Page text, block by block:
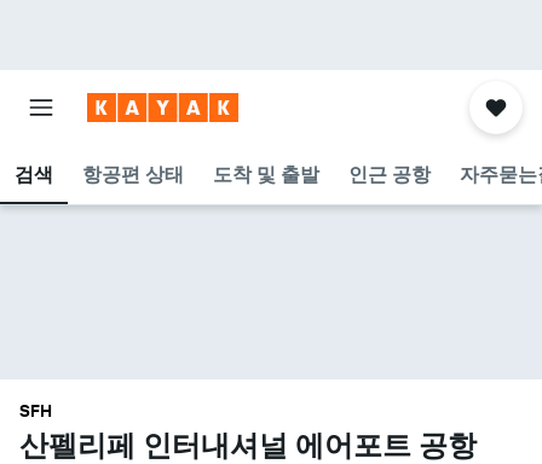
검색 항공편 상태 도착 및 출발 인근 공항 자주묻
SFH
산펠리페 인터내셔널 에어포트 공항